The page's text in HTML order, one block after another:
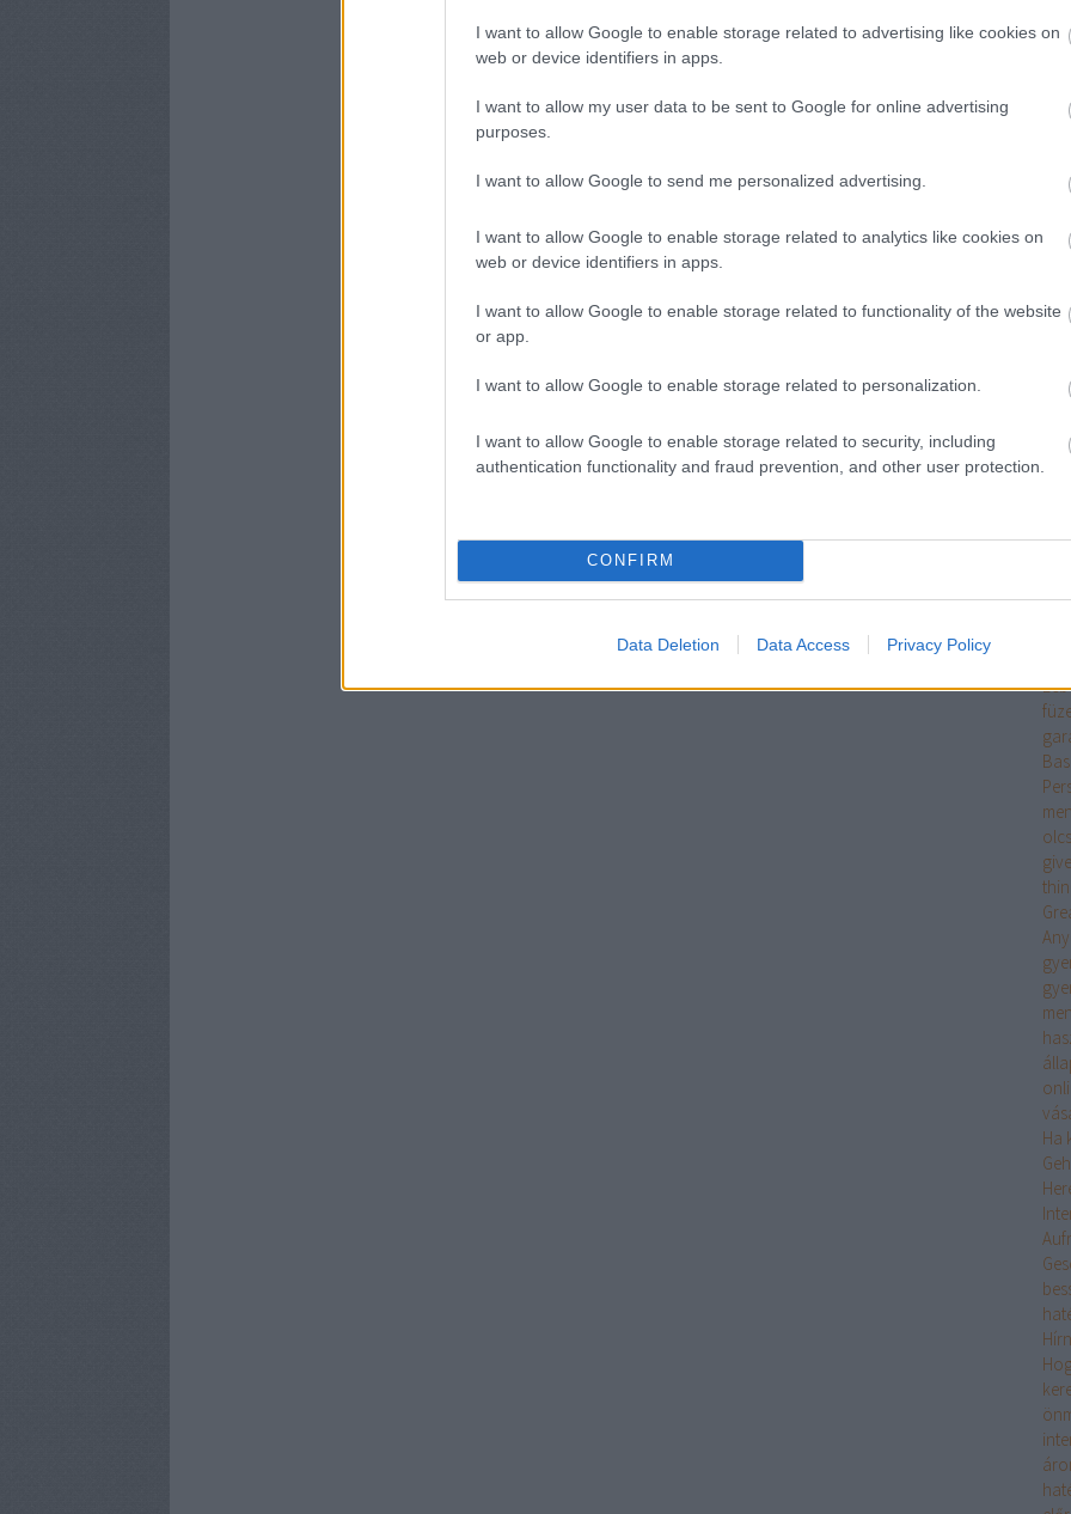
I want to allow Google to enable storage related to advertising like cookies on
web or device identifiers in apps.
I want to allow my user data to be sent to Google for online advertising
purposes.
I want to allow Google to send me personalized advertising.
I want to allow Google to enable storage related to analytics like cookies on
web or device identifiers in apps.
I want to allow Google to enable storage related to functionality of the website
or app.
I want to allow Google to enable storage related to personalization.
I want to allow Google to enable storage related to security, including
authentication functionality and fraud prevention, and other user protection.
CONFIRM
Data Deletion Data Access Privacy Policy
Ha